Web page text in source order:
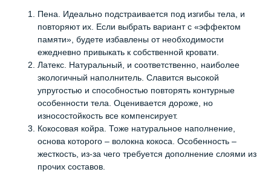
Пена. Идеально подстраивается под изгибы тела, и
повторяют их. Если выбрать вариант с «эффектом
памяти», будете избавлены от необходимости
ежедневно привыкать к собственной кровати.
Латекс. Натуральный, и соответственно, наиболее
экологичный наполнитель. Славится высокой
упругостью и способностью повторять контурные
особенности тела. Оценивается дороже, но
износостойкость все компенсирует.
Кокосовая койра. Тоже натуральное наполнение,
основа которого – волокна кокоса. Особенность –
жесткость, из-за чего требуется дополнение слоями из
прочих составов.